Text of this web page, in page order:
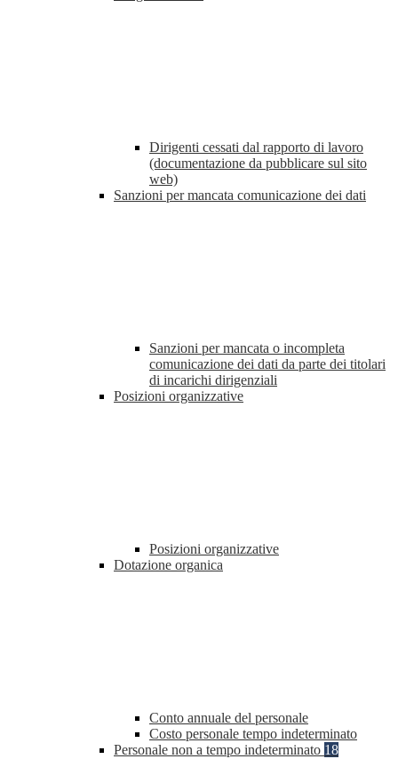
Dirigenti cessati dal rapporto di lavoro
(documentazione da pubblicare sul sito
web)
Sanzioni per mancata comunicazione dei dati
Sanzioni per mancata o incompleta
comunicazione dei dati da parte dei titolari
di incarichi dirigenziali
Posizioni organizzative
Posizioni organizzative
Dotazione organica
Conto annuale del personale
Costo personale tempo indeterminato
Personale non a tempo indeterminato 18